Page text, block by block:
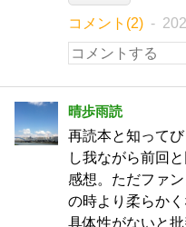
コメント(2)
晴歩雨読
再読本と知って
し我ながら前回
感想。ただファ
の時より柔らか
具体性がないと